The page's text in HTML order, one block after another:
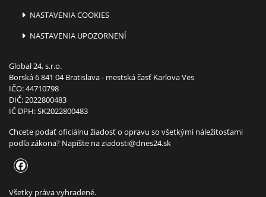
NASTAVENIA COOKIES
NASTAVENIA UPOZORNENÍ
Global 24, s.r.o.
Borská 6 841 04 Bratislava - mestská časť Karlova Ves
IČO: 44710798
DIČ: 2022800483
IČ DPH: SK2022800483
Chcete podať oficiálnu žiadosť o opravu so všetkými náležitosťami
podľa zákona? Napíšte naziadosti@dnes24.sk
Všetky práva vyhradené.